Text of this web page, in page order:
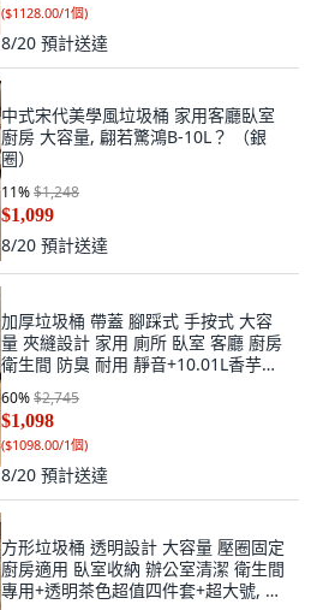
($1128.00/1個)
8/20 預計送達
中式宋代美學風垃圾桶 家用客廳臥室
廚房 大容量, 翩若驚鴻B-10L？ （銀
圈）
11%$1,248
$1,099
8/20 預計送達
加厚垃圾桶 帶蓋 腳踩式 手按式 大容
量 夾縫設計 家用 廁所 臥室 客廳 廚房
衛生間 防臭 耐用 靜音+10.01L香芋紫
【腳踩款】+默認尺寸, 1個, 默認尺寸
60%$2,745
$1,098
($1098.00/1個)
8/20 預計送達
方形垃圾桶 透明設計 大容量 壓圈固定
廚房適用 臥室收納 辦公室清潔 衛生間
專用+透明茶色超值四件套+超大號, 1